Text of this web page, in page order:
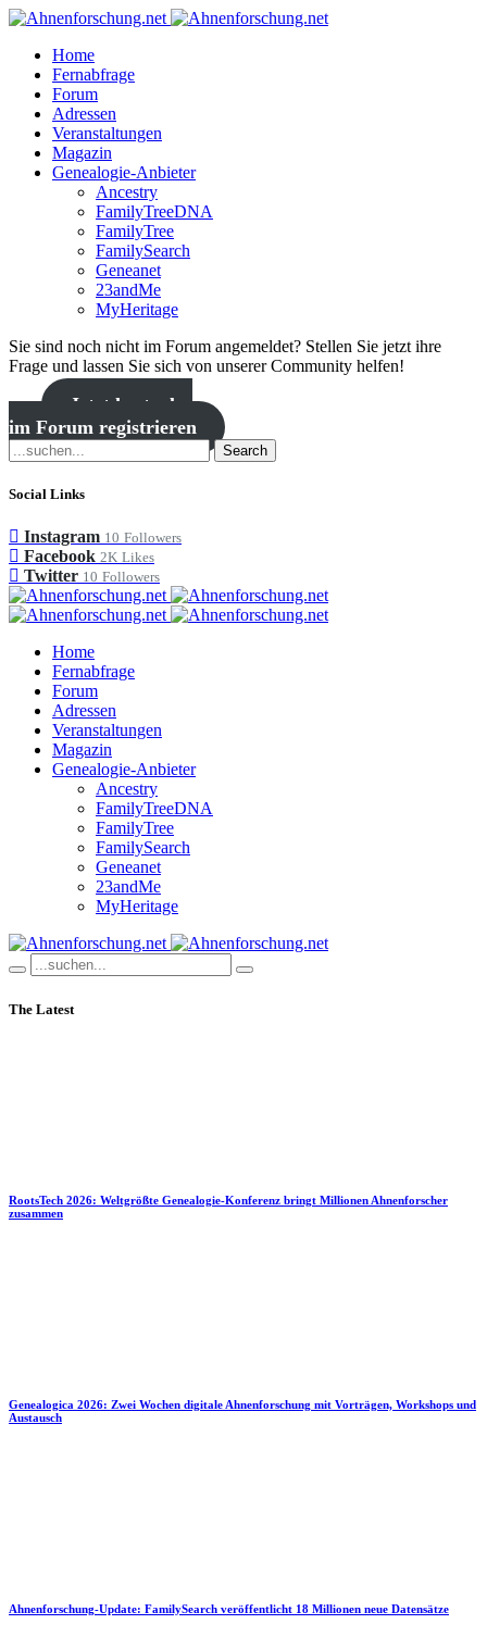
Home
Fernabfrage
Forum
Adressen
Veranstaltungen
Magazin
Genealogie-Anbieter
Ancestry
FamilyTreeDNA
FamilyTree
FamilySearch
Geneanet
23andMe
MyHeritage
Sie sind noch nicht im Forum angemeldet? Stellen Sie jetzt ihre
Frage und lassen Sie sich von unserer Community helfen!
Jetzt kostenlos
im Forum registrieren
Search
Social Links
Instagram 10 Followers
Facebook 2K Likes
Twitter 10 Followers
Home
Fernabfrage
Forum
Adressen
Veranstaltungen
Magazin
Genealogie-Anbieter
Ancestry
FamilyTreeDNA
FamilyTree
FamilySearch
Geneanet
23andMe
MyHeritage
The Latest
RootsTech 2026: Weltgrößte Genealogie-Konferenz bringt Millionen Ahnenforscher
zusammen
Genealogica 2026: Zwei Wochen digitale Ahnenforschung mit Vorträgen, Workshops und
Austausch
Ahnenforschung-Update: FamilySearch veröffentlicht 18 Millionen neue Datensätze